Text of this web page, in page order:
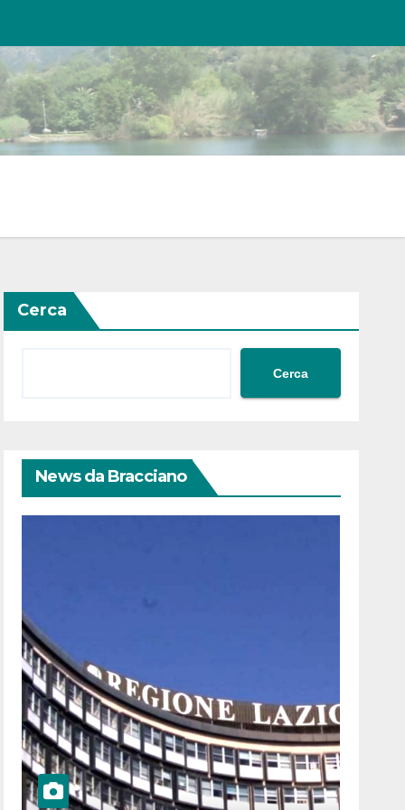
Cerca
Cerca
News da Bracciano